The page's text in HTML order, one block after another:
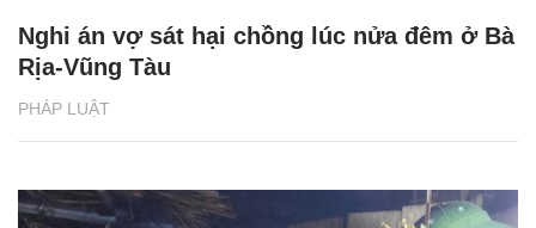
PHÁP LUẬT
Nghi án vợ sát hại chồng lúc nửa đêm ở Bà
Rịa-Vũng Tàu